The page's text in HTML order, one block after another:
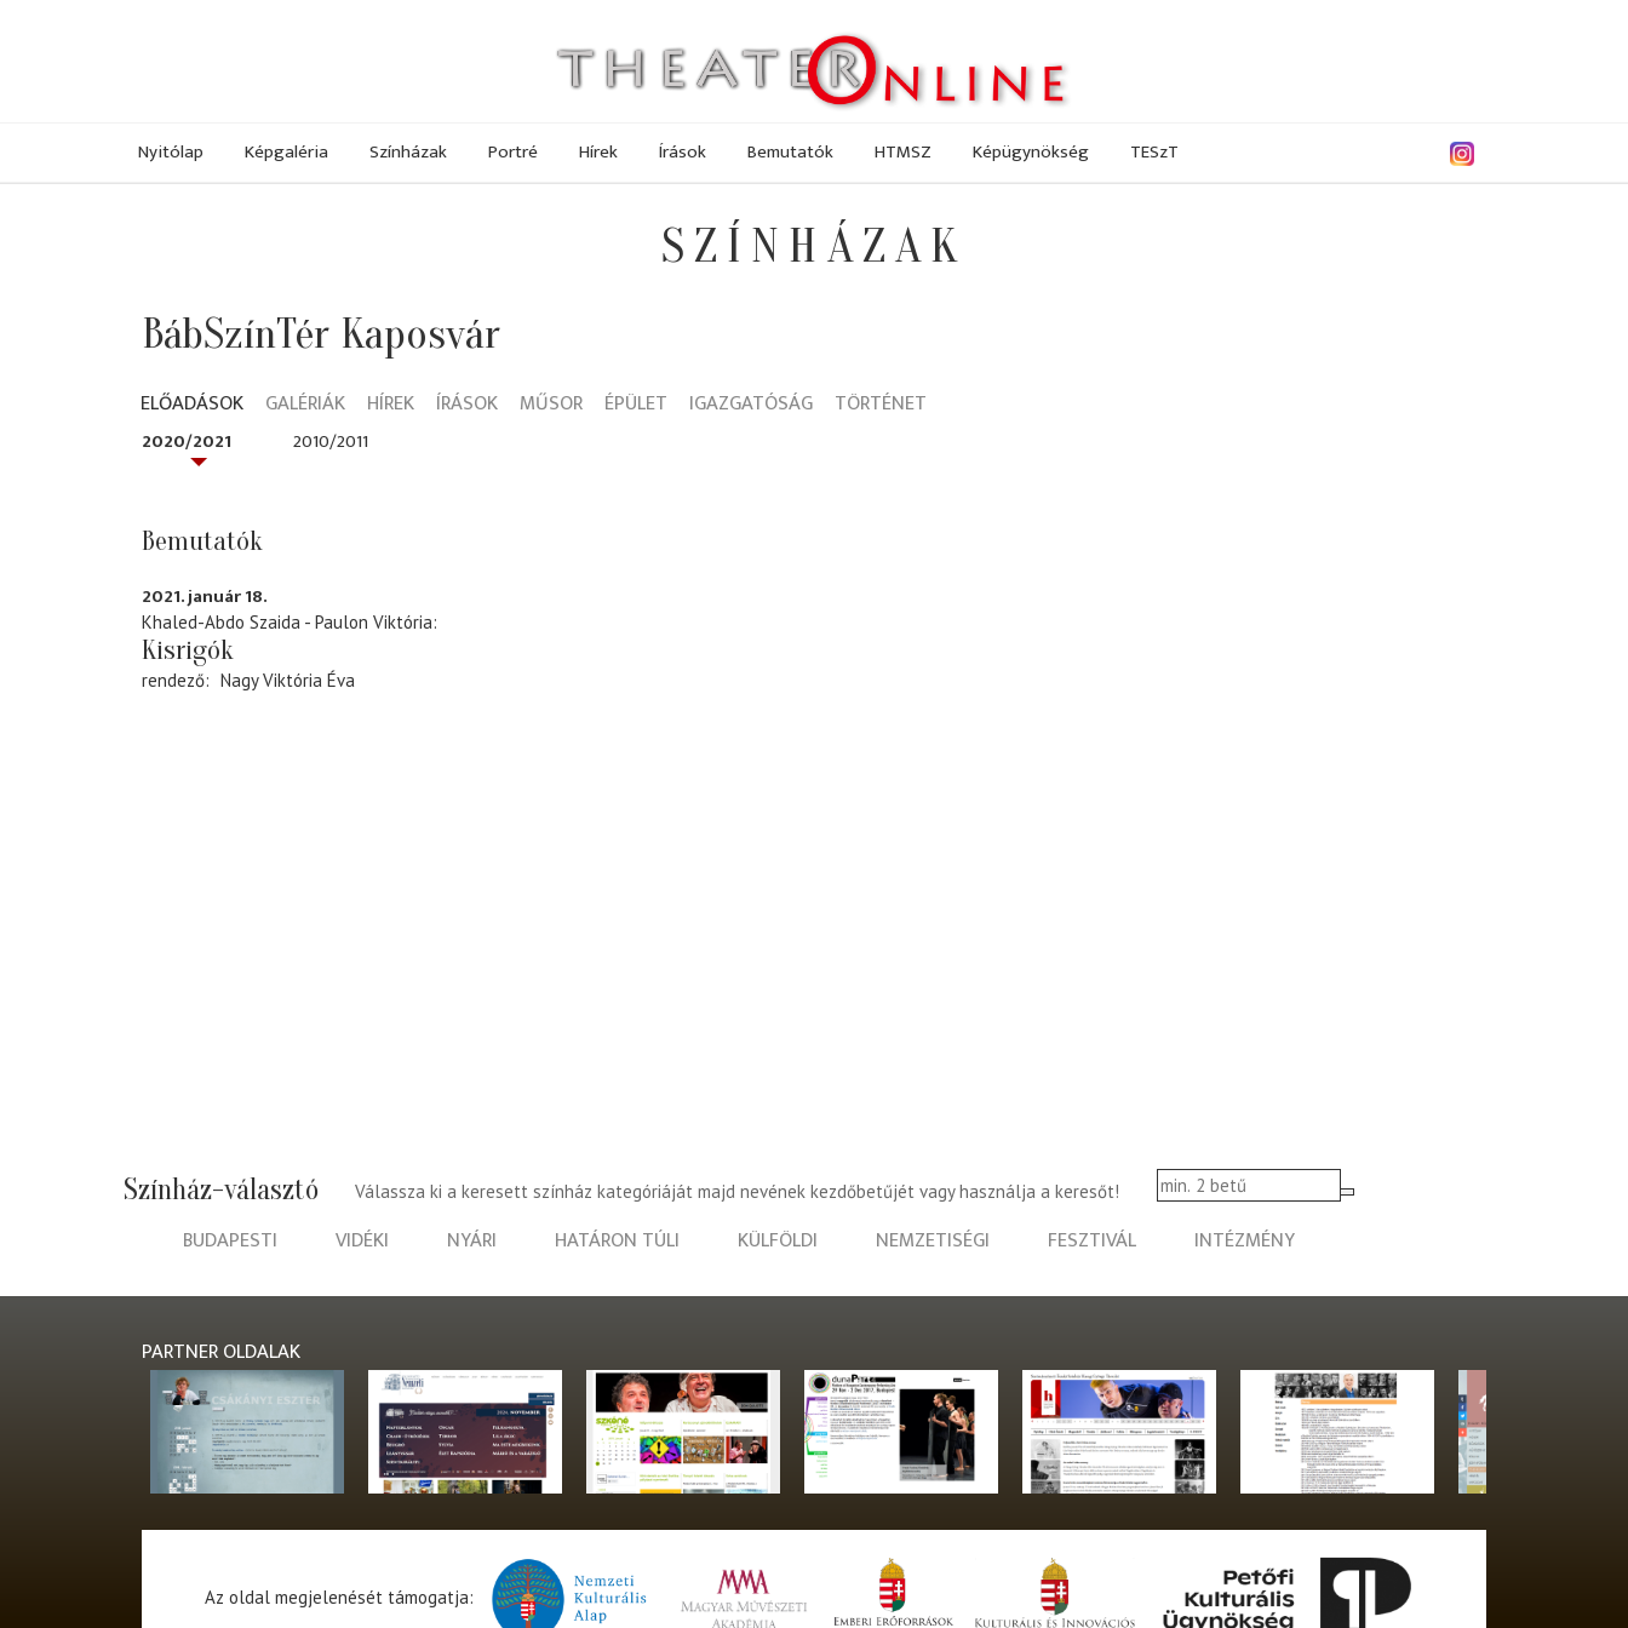
Nyitólap Képgaléria Színházak Portré Hírek Írások Bemutatók HTMSZ Képügynökség TESzT
SZÍNHÁZAK
BábSzínTér Kaposvár
ELŐADÁSOK GALÉRIÁK HÍREK ÍRÁSOK MŰSOR ÉPÜLET IGAZGATÓSÁG TÖRTÉNET
2020/2021 2010/2011
Bemutatók
2021. január 18.
Khaled-Abdo Szaida - Paulon Viktória
Kisrigók
rendező Nagy Viktória Éva
Színház-választó Válassza ki a keresett színház kategóriáját majd nevének kezdőbetűjét vagy használja a keresőt!
BUDAPESTI VIDÉKI NYÁRI HATÁRON TÚLI KÜLFÖLDI NEMZETISÉGI FESZTIVÁL INTÉZMÉNY
PARTNER OLDALAK
Az oldal megjelenését támogatja: